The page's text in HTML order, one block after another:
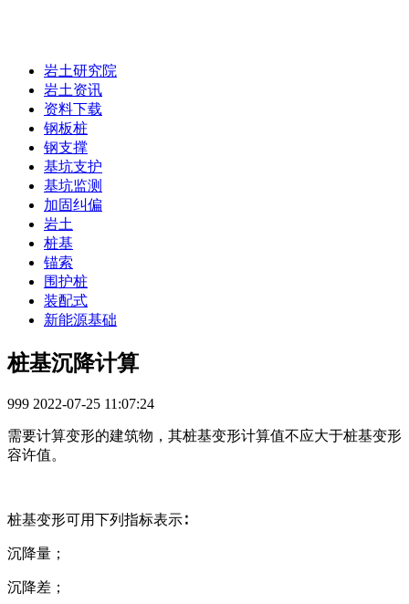
岩土研究院
岩土资讯
资料下载
钢板桩
钢支撑
基坑支护
基坑监测
加固纠偏
岩土
桩基
锚索
围护桩
装配式
新能源基础
桩基沉降计算
999 2022-07-25 11:07:24
需要计算变形的建筑物，其桩基变形计算值不应大于桩基变形
容许值。
桩基变形可用下列指标表示∶
沉降量；
沉降差；